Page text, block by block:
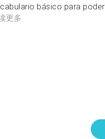
básico para poder
更多